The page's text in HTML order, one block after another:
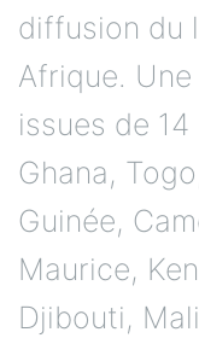
diffusion du
Afrique. Une
issues de
Ghana,
Guinée,
Maurice,
Djibouti,